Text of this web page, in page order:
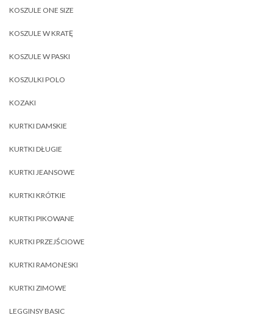
KOSZULE ONE SIZE
KOSZULE W KRATĘ
KOSZULE W PASKI
KOSZULKI POLO
KOZAKI
KURTKI DAMSKIE
KURTKI DŁUGIE
KURTKI JEANSOWE
KURTKI KRÓTKIE
KURTKI PIKOWANE
KURTKI PRZEJŚCIOWE
KURTKI RAMONESKI
KURTKI ZIMOWE
LEGGINSY BASIC